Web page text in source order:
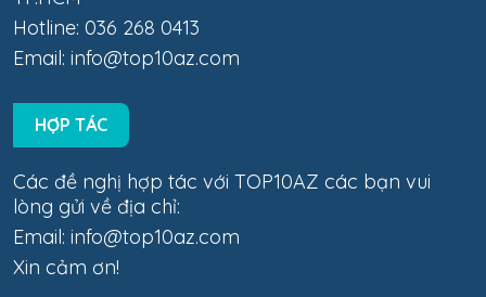
Hotline: 036 268 0413
Email: info@top10az.com
HỢP TÁC
Các đề nghị hợp tác với TOP10AZ các bạn vui
lòng gửi về địa chỉ:
Email: info@top10az.com
Xin cảm ơn!